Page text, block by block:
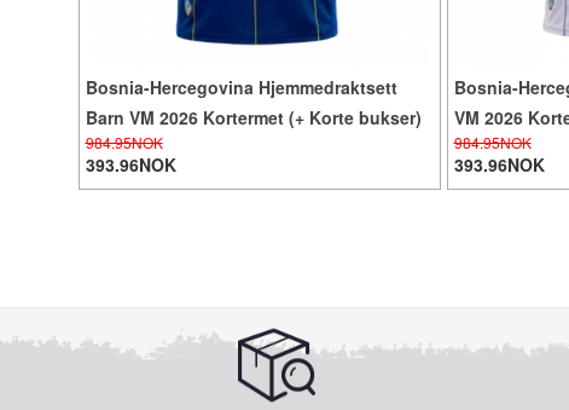
Bosnia-Hercegovina Hjemmedraktsett
Barn VM 2026 Kortermet (+ Korte bukser)
984.95NOK
393.96NOK
Bosnia-
VM 2026
984.95NOK
393.96NOK